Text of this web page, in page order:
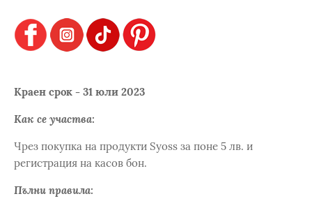
Краен срок - 31 юли 2023
Как се участва:
Чрез покупка на продукти Syoss за поне 5 лв. и
регистрация на касов бон.
Пълни правила: